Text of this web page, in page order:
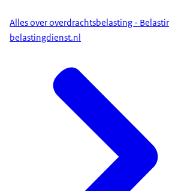
Alles over overdrachtsbelasting -
belastingdienst.nl